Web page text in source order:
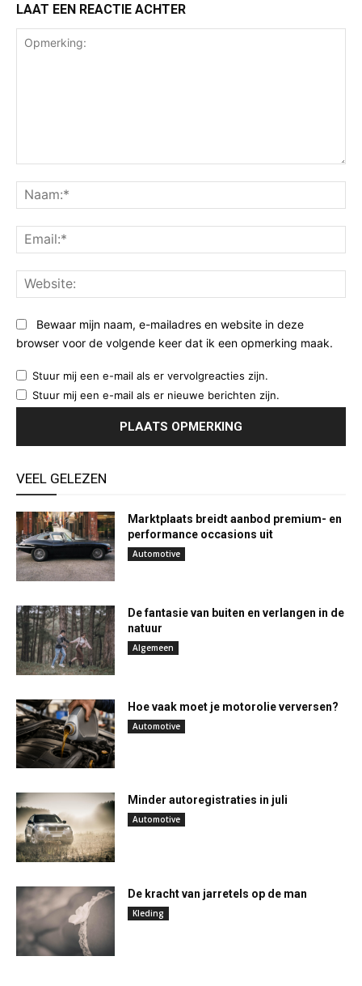
LAAT EEN REACTIE ACHTER
Bewaar mijn naam, e-mailadres en website in deze
browser voor de volgende keer dat ik een opmerking maak.
Stuur mij een e-mail als er vervolgreacties zijn.
Stuur mij een e-mail als er nieuwe berichten zijn.
VEEL GELEZEN
Marktplaats breidt aanbod premium- en
performance occasions uit
Automotive
De fantasie van buiten en verlangen in de
natuur
Algemeen
Hoe vaak moet je motorolie verversen?
Automotive
Minder autoregistraties in juli
Automotive
De kracht van jarretels op de man
Kleding